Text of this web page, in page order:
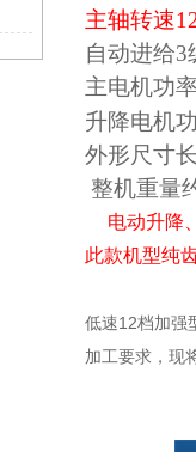
主轴转速
自动进
主电
升降
外形尺寸
整机
电动升降
此款机型纯
低速12档加强
加工要求，现